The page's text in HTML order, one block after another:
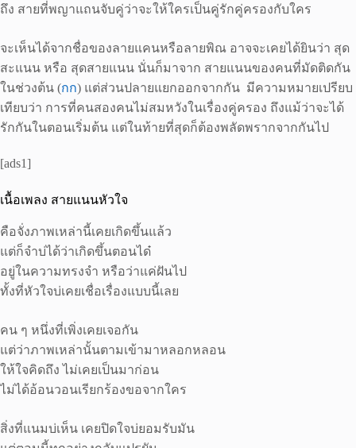
ถึง สายที่พญาแถนจับคู่ว่าจะให้ใครเป็นคู่รักคู่ครองกับใคร
จะเห็นได้จากชื่อของลายแคนหรือลายพิณ อาจจะเคยได้ยินว่า สุด
สะแนน หรือ สุดสายแนน นั่นก็มาจาก สายแนนของคนที่มัดติดกัน
ในช่วงต้น (กก) แต่ส่วนปลายแยกออกจากกัน มีความหมายเปรียบ
เทียบว่า การที่คนสองคนไม่สมหวังในเรื่องคู่ครอง ถึงแม้ว่าจะได้
รักกันในตอนเริ่มต้น แต่ในท้ายที่สุดก็ต้องพลัดพรากจากกันไป
[ads1]
เนื้อเพลง สายแนนหัวใจ
คือจั่งภาพเหล่านี้เคยเกิดขึ้นแล้ว
แต่ก็จำบ่ได้ว่าเกิดขึ้นตอนได๋
อยู่ในความทรงจำ หรือว่าแค่ฝันไป
ทั้งที่หัวใจบ่เคยเชื่อเรื่องแบบนี้เลย
คน ๆ หนึ่งที่เพิ่งเคยเจอกัน
แต่ว่าภาพเหล่านั้นตามเข้ามาหลอกหลอน
ให้ใจคิดถึง ไม่เคยเป็นมาก่อน
ไม่ได้อ้อนวอนเรียกร้องขอจากใคร
สิ่งที่แนมบ่เห็น เคยปิดใจบ่ยอมรับมัน